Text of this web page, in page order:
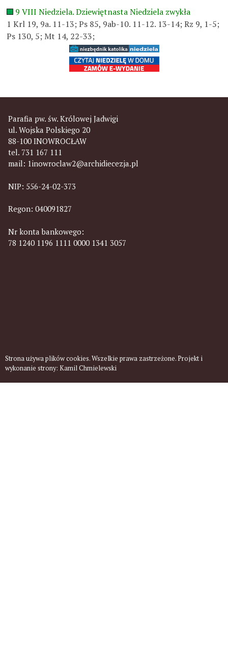
9 VIII Niedziela. Dziewiętnasta Niedziela zwykła
1 Krl 19, 9a. 11-13; Ps 85, 9ab-10. 11-12. 13-14; Rz 9, 1-5;
Ps 130, 5; Mt 14, 22-33;
Parafia pw. św. Królowej Jadwigi
ul. Wojska Polskiego 20
88-100 INOWROCŁAW
tel. 731 167 111
mail: 1inowroclaw2@archidiecezja.pl
NIP: 556-24-02-373
Regon: 040091827
Nr konta bankowego:
78 1240 1196 1111 0000 1341 3057
Strona używa plików cookies. Wszelkie prawa zastrzeżone. Projekt i
wykonanie strony: Kamil Chmielewski